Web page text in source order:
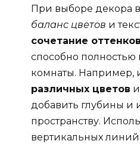
При выборе декора
баланс цветов и
сочетание оттенков
способно
комнаты. Например,
различных цветов
добавить глубины и
пространству.
вертикальных линий